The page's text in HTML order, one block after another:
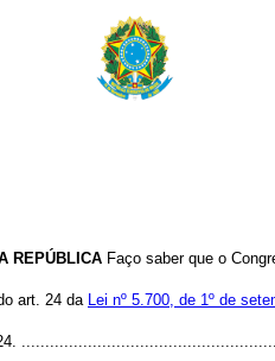
REPÚBLICA Faço saber que o
art. 24 da Lei nº 5.700, de 1º de